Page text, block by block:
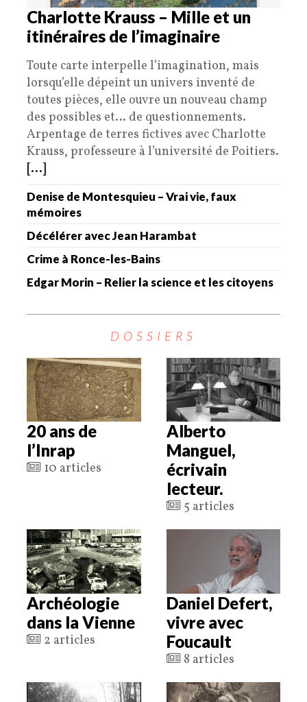
Charlotte Krauss – Mille et un
itinéraires de l’imaginaire
Toute carte interpelle l’imagination, mais
lorsqu’elle dépeint un univers inventé de
toutes pièces, elle ouvre un nouveau champ
des possibles et… de questionnements.
Arpentage de terres fictives avec Charlotte
Krauss, professeure à l’université de Poitiers.
[...]
Denise de Montesquieu – Vrai vie, faux
mémoires
Décélérer avec Jean Harambat
Crime à Ronce-les-Bains
Edgar Morin – Relier la science et les citoyens
DOSSIERS
20 ans de
l’Inrap
10 articles
Alberto
Manguel,
écrivain
lecteur.
5 articles
Archéologie
dans la Vienne
2 articles
Daniel Defert,
vivre avec
Foucault
8 articles